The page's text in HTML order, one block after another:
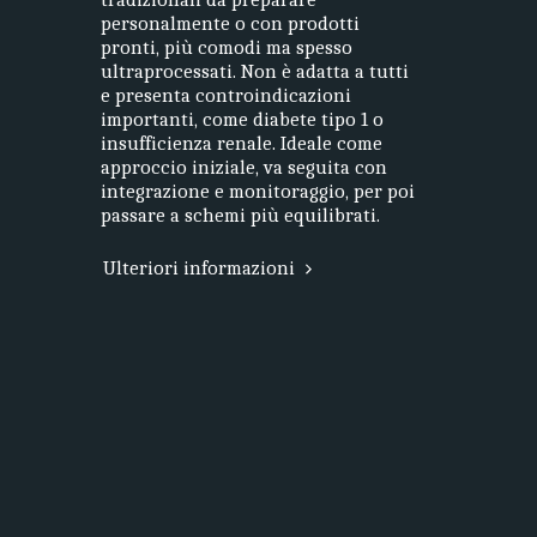
personalmente o con prodotti
pronti, più comodi ma spesso
ultraprocessati. Non è adatta a tutti
e presenta controindicazioni
importanti, come diabete tipo 1 o
insufficienza renale. Ideale come
approccio iniziale, va seguita con
integrazione e monitoraggio, per poi
passare a schemi più equilibrati.
Ulteriori informazioni